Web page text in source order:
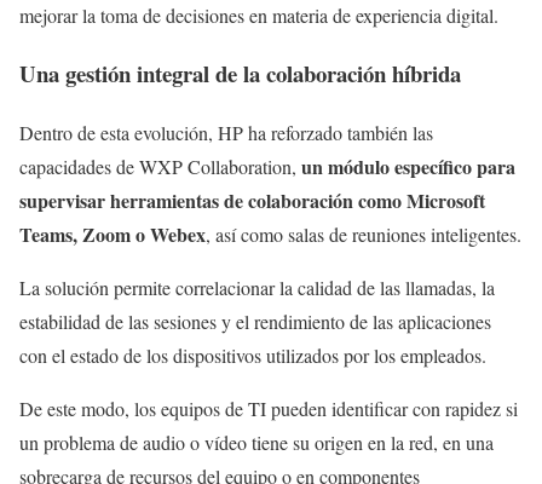
mejorar la toma de decisiones en materia de experiencia digital.
Una gestión integral de la colaboración híbrida
Dentro de esta evolución, HP ha reforzado también las
capacidades de WXP Collaboration, un módulo específico para
supervisar herramientas de colaboración como Microsoft
Teams, Zoom o Webex, así como salas de reuniones inteligentes.
La solución permite correlacionar la calidad de las llamadas, la
estabilidad de las sesiones y el rendimiento de las aplicaciones
con el estado de los dispositivos utilizados por los empleados.
De este modo, los equipos de TI pueden identificar con rapidez si
un problema de audio o vídeo tiene su origen en la red, en una
sobrecarga de recursos del equipo o en componentes